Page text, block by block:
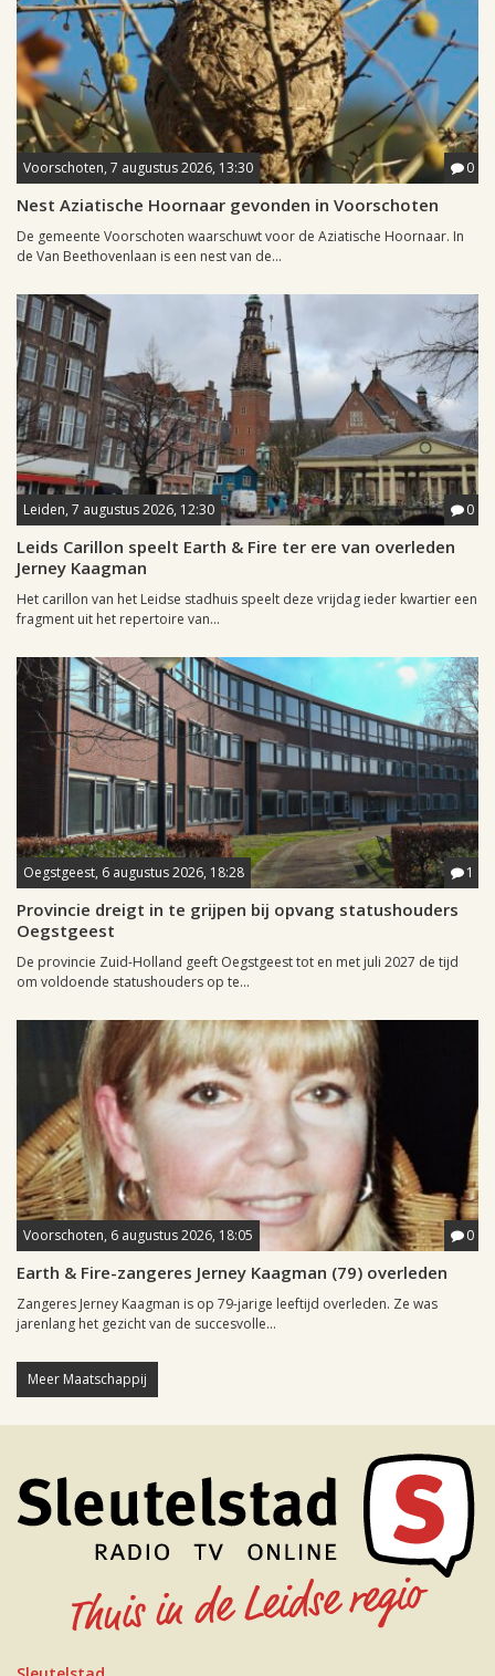
Voorschoten, 7 augustus 2026, 13:30 0
Nest Aziatische Hoornaar gevonden in Voorschoten
De gemeente Voorschoten waarschuwt voor de Aziatische Hoornaar. In
de Van Beethovenlaan is een nest van de...
Leiden, 7 augustus 2026, 12:30 0
Leids Carillon speelt Earth & Fire ter ere van overleden
Jerney Kaagman
Het carillon van het Leidse stadhuis speelt deze vrijdag ieder kwartier een
fragment uit het repertoire van...
Oegstgeest, 6 augustus 2026, 18:28 1
Provincie dreigt in te grijpen bij opvang statushouders
Oegstgeest
De provincie Zuid-Holland geeft Oegstgeest tot en met juli 2027 de tijd
om voldoende statushouders op te...
Voorschoten, 6 augustus 2026, 18:05 0
Earth & Fire-zangeres Jerney Kaagman (79) overleden
Zangeres Jerney Kaagman is op 79-jarige leeftijd overleden. Ze was
jarenlang het gezicht van de succesvolle...
Meer Maatschappij